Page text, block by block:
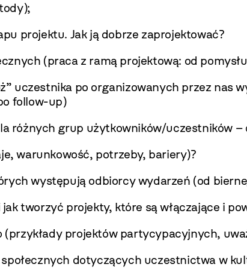
projektu. Jak ją dobrze zaprojektować?
(praca z ramą projektową: od
uczestnika po organizowanych przez nas
follow-up)
różnych grup użytkowników/uczestników –
warunkowość, potrzeby, bariery)?
występują odbiorcy wydarzeń (od
tworzyć projekty, które są włączające i
(przykłady projektów partycypacyjnych,
dotyczących uczestnictwa w